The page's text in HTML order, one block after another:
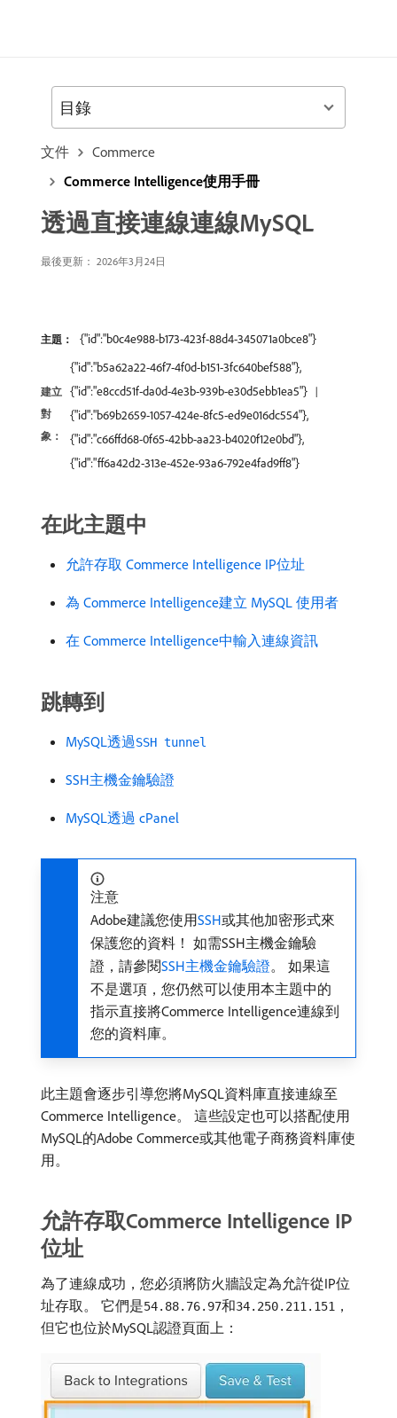
文件
Commerce
Commerce Intelligence使用手冊
透過直接連線連線MySQL
最後更新： 2026年3月24日
主題： {"id":"b0c4e988-b173-423f-88d4-345071a0bce8"}
建立
對
象：
{"id":"b5a62a22-46f7-4f0d-b151-3fc640bef588"},
{"id":"e8ccd51f-da0d-4e3b-939b-e30d5ebb1ea5"}
{"id":"b69b2659-1057-424e-8fc5-ed9e016dc554"},
{"id":"c66ffd68-0f65-42bb-aa23-b4020f12e0bd"},
{"id":"ff6a42d2-313e-452e-93a6-792e4fad9ff8"}
在此主題中
允許存取 Commerce Intelligence IP位址
為 Commerce Intelligence建立 MySQL 使用者
在 Commerce Intelligence中輸入連線資訊
跳轉到
MySQL透過SSH tunnel
SSH主機金鑰驗證
MySQL透過 cPanel
注意
Adobe建議您使用SSH或其他加密形式來
保護您的資料！ 如需SSH主機金鑰驗
證，請參閱SSH主機金鑰驗證。 如果這
不是選項，您仍然可以使用本主題中的
指示直接將Commerce Intelligence連線到
您的資料庫。
此主題會逐步引導您將MySQL資料庫直接連線至
Commerce Intelligence。 這些設定也可以搭配使用
MySQL的Adobe Commerce或其他電子商務資料庫使
用。
允許存取Commerce Intelligence IP
位址
為了連線成功，您必須將防火牆設定為允許從IP位
址存取。 它們是54.88.76.97和34.250.211.151 ，
但它也位於MySQL認證頁面上：
目錄